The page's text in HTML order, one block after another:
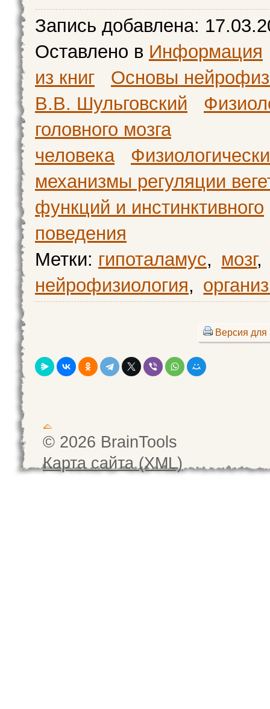
Запись добавлена:
Оставлено в Информация
из книг
Основы
В.В. Шульговский
головного мозга
человека
механизмы регуляции
функций и инстинктивного
поведения
Метки: гипоталамус, мозг,
нейрофизиология,
Версия для
© 2026 BrainTools
Карта сайта (XML)